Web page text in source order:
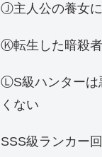
Ⓙ主人公の養女
Ⓚ転生した暗殺
ⓁS級ハンターは
くない
SSS級ランカー